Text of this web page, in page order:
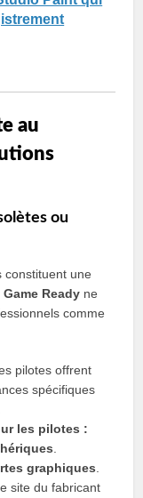
au
ou
constituent une
Game Ready ne
comme
pilotes offrent
spécifiques
les pilotes :
graphiques
site du fabricant